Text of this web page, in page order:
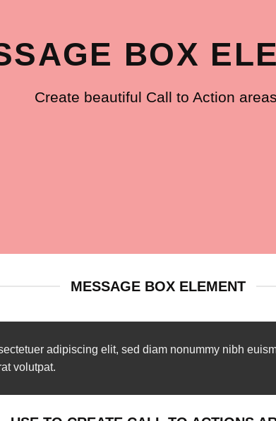
BOX
Create beautiful Call to Action
MESSAGE BOX ELEMENT
adipiscing elit, sed diam nonummy nibh
volutpat.